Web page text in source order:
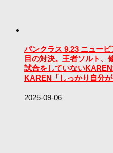
パンクラス 9.23 ニュー
目の対決。王者ソルト、
試合をしていない
KAREN「しっかり自分
2025-09-06